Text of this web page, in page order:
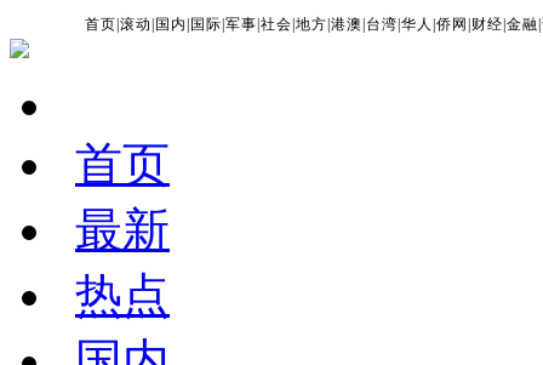
首页 |滚动 国内 国际 |军事 |社会 |地方 |港澳 台湾 |华人 |侨网 财经 |金融 |
首页
最新
热点